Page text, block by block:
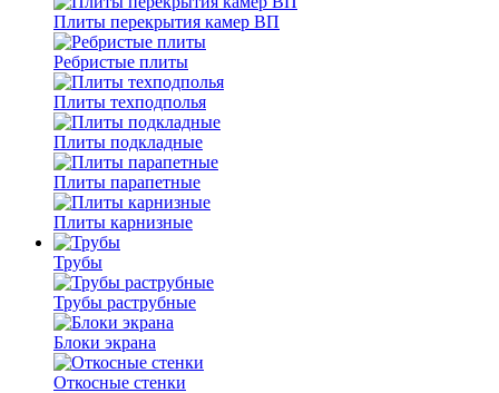
Плиты перекрытия камер ВП
Ребристые плиты
Плиты техподполья
Плиты подкладные
Плиты парапетные
Плиты карнизные
Трубы
Трубы раструбные
Блоки экрана
Откосные стенки